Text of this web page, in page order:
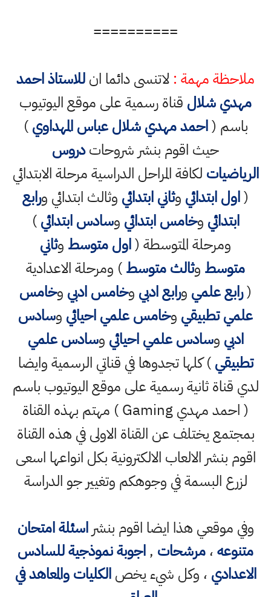
==========
ملاحظة مهمة : لاتنسى دائما انللاستاذ احمد
مهدي شلال قناة رسمية على موقع اليوتيوب
باسم (احمد مهدي شلال عباس المهداوي)
حيث اقوم بنشر شروحاتدروس
الرياضيات لكافة المراحل الدراسية مرحلة الابتدائي
(اول ابتدائي وثاني ابتدائي وثالث ابتدائي ورابع
ابتدائي وخامس ابتدائي وسادس ابتدائي)
ومرحلة المتوسطة (اول متوسط وثاني
متوسط وثالث متوسط) ومرحلة الاعدادية
(رابع علمي ورابع ادبي وخامس ادبي وخامس
علمي تطبيقي وخامس علمي احيائي وسادس
ادبي وسادس علمي احيائي وسادس علمي
تطبيقي) كلها تجدوها في قناتي الرسمية وايضا
لدي قناة ثانية رسمية على موقع اليوتيوب باسم
( احمد مهدي Gaming ) مهتم بهذه القناة
بمجتمع يختلف عن القناة الاولى في هذه القناة
اقوم بنشر الالعاب الالكترونية بكل انواعها اسعى
لزرع البسمة في وجوهكم وتغيير جو الدراسة
وفي موقعي هذا ايضا اقوم بنشراسئلة امتحان
متنوعه،مرشحات ,اجوبة نموذجية للسادس
الاعدادي ، وكل شيء يخصالكليات والمعاهد في